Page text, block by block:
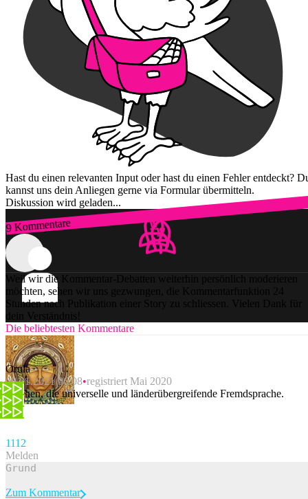
Hast du einen relevanten Input oder hast du einen Fehler entdeckt?
kannst uns dein Anliegen gerne via Formular übermitteln.
Diskussion wird geladen...
9 Kommentare
Zum Login
Weil wir die Kommentar-Debatten weiterhin persönlich moderieren
möchten, sehen wir uns gezwungen, die Kommentarfunktion 24
Stunden nach Publikation einer Story zu schliessen. Vielen Dank für
dein Verständnis!
Die beliebtesten Kommentare
Orula
09.01.2021 06:08 registriert Mai 2020
Fluchen, die universelle und länderübergreifende Fremdsprache.
111 2
Melden
Zum Kommentar